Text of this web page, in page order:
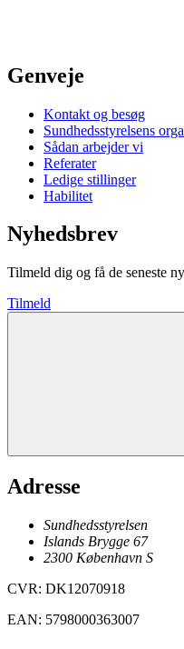
Genveje
Kontakt og besøg
Sundhedsstyrelsens
Sådan arbejder vi
Referater
Ledige stillinger
Habilitet
Nyhedsbrev
Tilmeld dig og få de seneste
Tilmeld
Adresse
Sundhedsstyrelsen
Islands Brygge 67
2300 København S
CVR: DK12070918
EAN: 5798000363007